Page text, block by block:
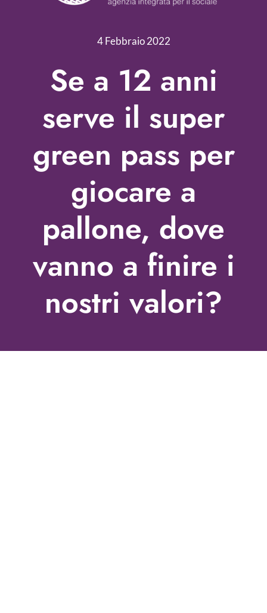
Nonprofit Blog
Fundraising Academy
Multimedia
Come contattarci
4 Febbraio 2022
Se a 12 anni
serve il super
green pass per
giocare a
pallone, dove
vanno a finire i
nostri valori?